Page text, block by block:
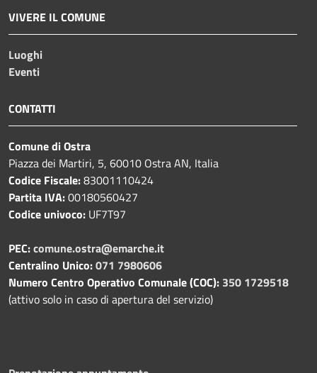
VIVERE IL COMUNE
Luoghi
Eventi
CONTATTI
Comune di Ostra
Piazza dei Martiri, 5, 60010 Ostra AN, Italia
Codice Fiscale:83001110424
Partita IVA:00180560427
Codice univoco: UF7T97
PEC:comune.ostra@emarche.it
Centralino Unico:071 7980606
Numero Centro Operativo Comunale (COC): 350 1729518
(attivo solo in caso di apertura del servizio)